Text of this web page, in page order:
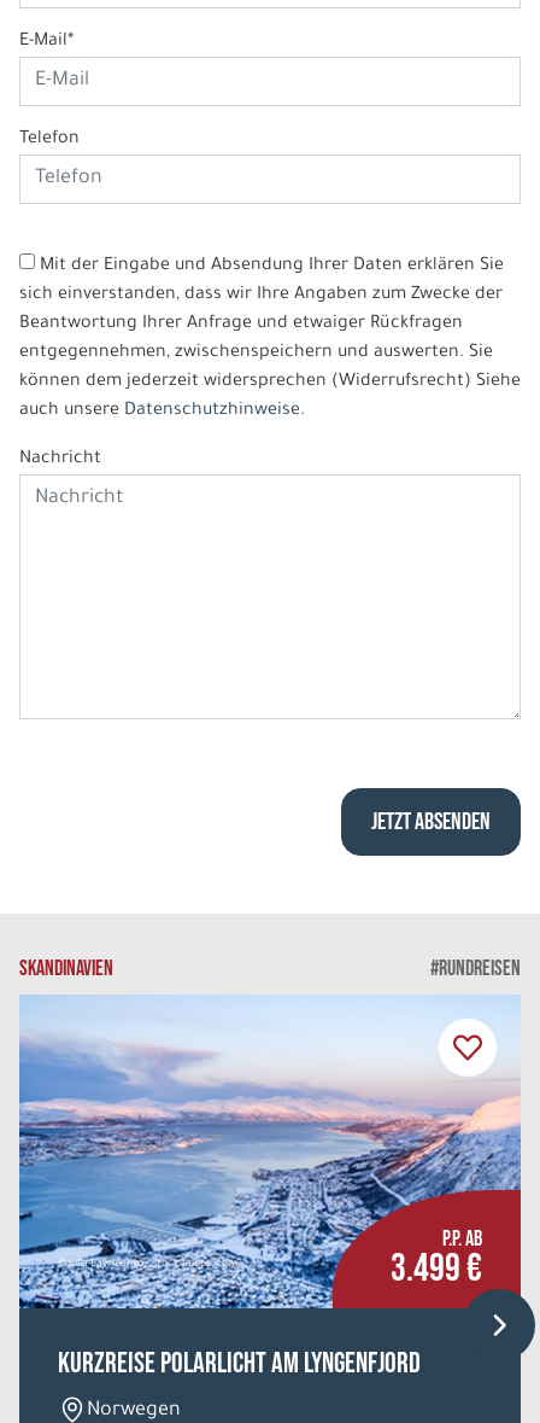
E-Mail*
Telefon
Mit der Eingabe und Absendung Ihrer Daten erklären Sie
sich einverstanden, dass wir Ihre Angaben zum Zwecke der
Beantwortung Ihrer Anfrage und etwaiger Rückfragen
entgegennehmen, zwischenspeichern und auswerten. Sie
können dem jederzeit widersprechen (Widerrufsrecht) Siehe
auch unsere Datenschutzhinweise.
Nachricht
SKANDINAVIEN #RUNDREISEN
© Julia Lavrinenko - stock.adobe.com
P.P. AB
3.499 €
Kurzreise Polarlicht am Lyngenfjord
Norwegen